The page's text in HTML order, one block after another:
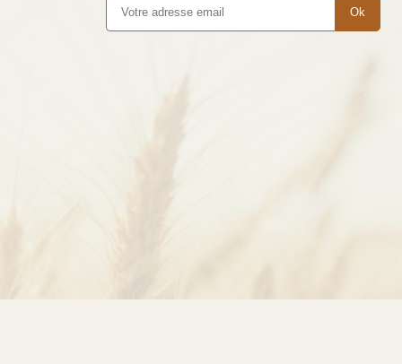
Ok